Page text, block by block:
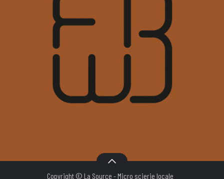
Copyright © La Source - Micro scierie locale